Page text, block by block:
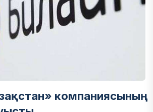
компаниясының